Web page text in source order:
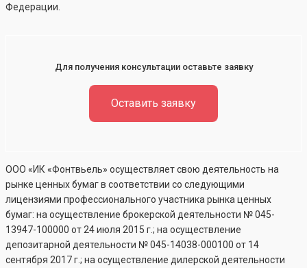
Федерации.
Для получения консультации оставьте заявку
Оставить заявку
ООО «ИК «Фонтвьель» осуществляет свою деятельность на
рынке ценных бумаг в соответствии со следующими
лицензиями профессионального участника рынка ценных
бумаг: на осуществление брокерской деятельности №045-
13947-100000 от 24 июля 2015 г.; на осуществление
депозитарной деятельности №045-14038-000100 от 14
сентября 2017 г.; на осуществление дилерской деятельности